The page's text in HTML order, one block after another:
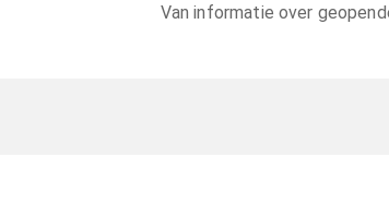
Van informatie over